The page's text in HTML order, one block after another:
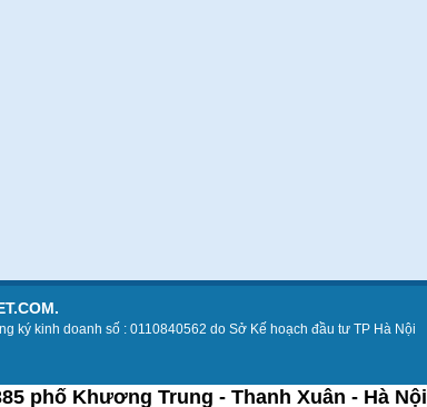
ký kinh doanh số : 0110840562 do Sở Kế hoạch đầu tư TP Hà Nội
phố Khương Trung - Thanh Xuân - Hà Nội